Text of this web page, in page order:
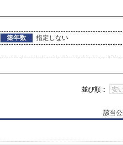
築年数
指定しない
並び順：
該当